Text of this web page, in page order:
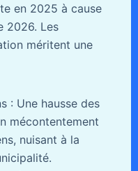
en 2025 à cause
2026. Les
méritent une
: Une hausse des
mécontentement
nuisant à la